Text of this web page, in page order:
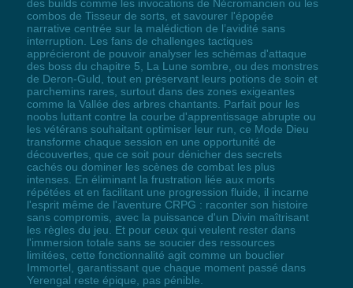
des builds comme les invocations de Nécromancien ou les
combos de Tisseur de sorts, et savourer l'épopée
narrative centrée sur la malédiction de l’avidité sans
interruption. Les fans de challenges tactiques
apprécieront de pouvoir analyser les schémas d'attaque
des boss du chapitre 5, La Lune sombre, ou des monstres
de Deron-Guld, tout en préservant leurs potions de soin et
parchemins rares, surtout dans des zones exigeantes
comme la Vallée des arbres chantants. Parfait pour les
noobs luttant contre la courbe d'apprentissage abrupte ou
les vétérans souhaitant optimiser leur run, ce Mode Dieu
transforme chaque session en une opportunité de
découvertes, que ce soit pour dénicher des secrets
cachés ou dominer les scènes de combat les plus
intenses. En éliminant la frustration liée aux morts
répétées et en facilitant une progression fluide, il incarne
l'esprit même de l'aventure CRPG : raconter son histoire
sans compromis, avec la puissance d'un Divin maîtrisant
les règles du jeu. Et pour ceux qui veulent rester dans
l'immersion totale sans se soucier des ressources
limitées, cette fonctionnalité agit comme un bouclier
Immortel, garantissant que chaque moment passé dans
Yerengal reste épique, pas pénible.